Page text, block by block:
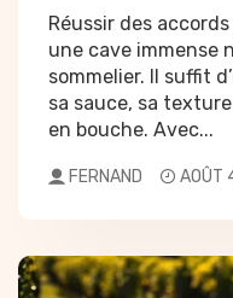
Réussir des
une cave immense
sommelier. Il suffit
sa sauce, sa
en bouche. Avec...
FERNAND AOÛT